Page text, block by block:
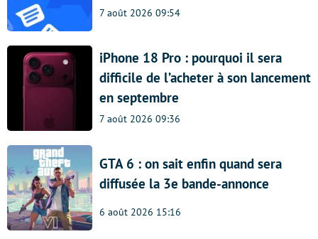
7 août 2026 09:54
iPhone 18 Pro : pourquoi il sera
difficile de l’acheter à son lancement
en septembre
7 août 2026 09:36
GTA 6 : on sait enfin quand sera
diffusée la 3e bande-annonce
6 août 2026 15:16